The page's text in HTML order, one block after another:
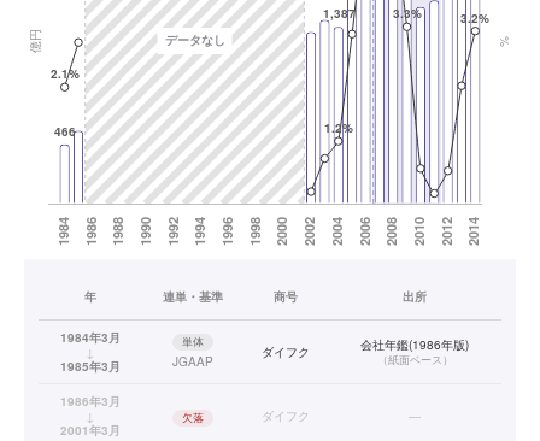
年 連単・基準 商号 出所
1984年3月
↓
1985年3月
単体
JGAAP
ダイフク 会社年鑑(1986年版)
（紙面ベース）
1986年3月
↓
2001年3月
欠落 ダイフク —